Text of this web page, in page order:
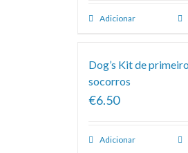
Adicionar
Dog’s Kit de
socorros
€6.50
Adicionar